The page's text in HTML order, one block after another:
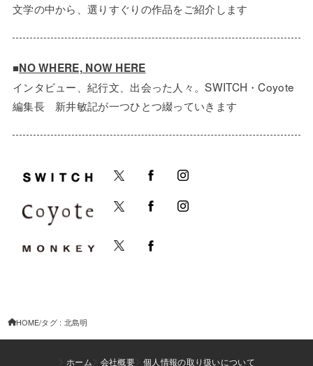
文学の中から、選りすぐりの作品をご紹介します
■NO WHERE, NOW HERE
インタビュー、紀行文、出会った人々。SWITCH・Coyote
編集長 新井敏記が一つひとつ綴っていきます
HOME タグ : 北島明
ホーム 会社概要 個人情報の取り扱いについて